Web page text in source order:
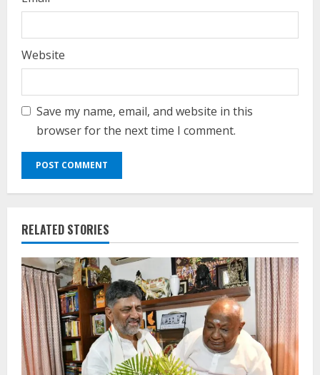
Website
Save my name, email, and website in this
browser for the next time I comment.
RELATED STORIES